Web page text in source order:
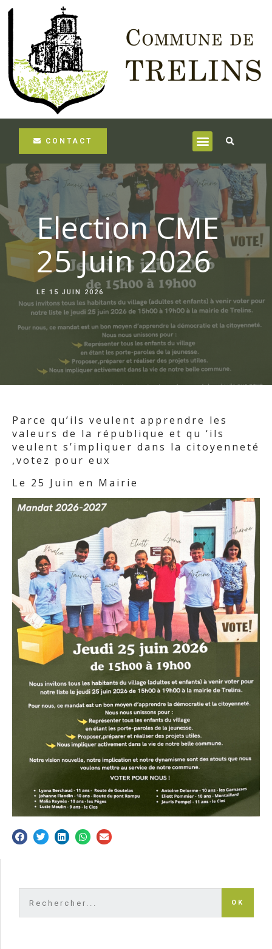
CONTACT
Election CME
25 Juin 2026
LE 15 JUIN 2026
Parce qu’ils veulent apprendre les
valeurs de la république et qu ‘ils
veulent s’impliquer dans la citoyenneté
,votez pour eux
Le 25 Juin en Mairie
OK